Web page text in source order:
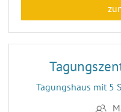
24
Tagungshaus mit 5